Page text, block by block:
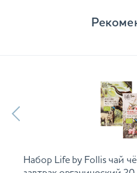
Набор Life by Follis чай